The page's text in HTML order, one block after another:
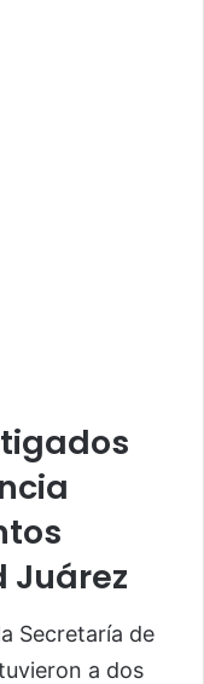
Juárez
Secretaría de
a dos